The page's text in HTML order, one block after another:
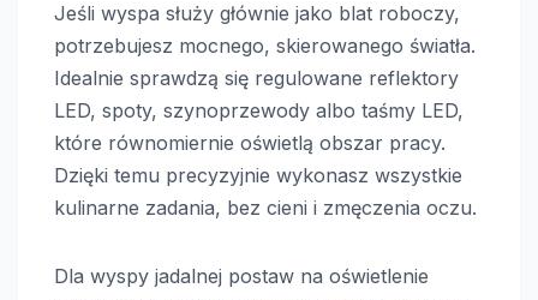
Jeśli wyspa służy głównie jako blat roboczy,
potrzebujesz mocnego, skierowanego światła.
Idealnie sprawdzą się regulowane reflektory
LED, spoty, szynoprzewody albo taśmy LED,
które równomiernie oświetlą obszar pracy.
Dzięki temu precyzyjnie wykonasz wszystkie
kulinarne zadania, bez cieni i zmęczenia oczu.
Dla wyspy jadalnej postaw na oświetlenie